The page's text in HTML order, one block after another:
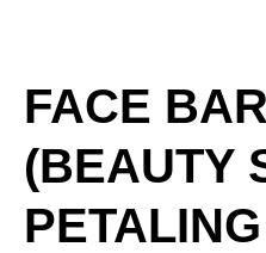
FACE
(BEAUTY